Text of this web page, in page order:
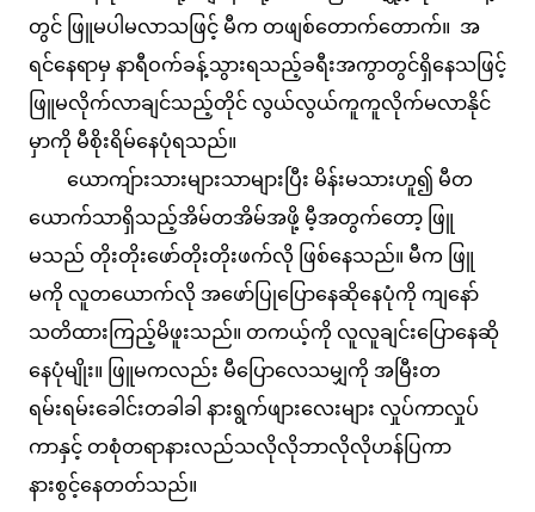
တွင် ဖြူမပါမလာသဖြင့် မီက တဖျစ်တောက်တောက်။ အ
ရင်နေရာမှ နာရီဝက်ခန့်သွားရသည့်ခရီးအကွာတွင်ရှိနေသဖြင့်
ဖြူမလိုက်လာချင်သည့်တိုင် လွယ်လွယ်ကူကူလိုက်မလာနိုင်
မှာကို မီစိုးရိမ်နေပုံရသည်။
ယောကျ်ားသားများသာများပြီး မိန်းမသားဟူ၍ မီတ
ယောက်သာရှိသည့်အိမ်တအိမ်အဖို့ မီ့အတွက်တော့ ဖြူ
မသည် တိုးတိုးဖော်တိုးတိုးဖက်လို ဖြစ်နေသည်။ မီက ဖြူ
မကို လူတယောက်လို အဖော်ပြုပြောနေဆိုနေပုံကို ကျနော်
သတိထားကြည့်မိဖူးသည်။ တကယ့်ကို လူလူချင်းပြောနေဆို
နေပုံမျိုး။ ဖြူမကလည်း မီပြောလေသမျှကို အမြီးတ
ရမ်းရမ်းခေါင်းတခါခါ နားရွက်ဖျားလေးများ လှုပ်ကာလှုပ်
ကာနှင့် တစုံတရာနားလည်သလိုလိုဘာလိုလိုဟန်ပြကာ
နားစွင့်နေတတ်သည်။